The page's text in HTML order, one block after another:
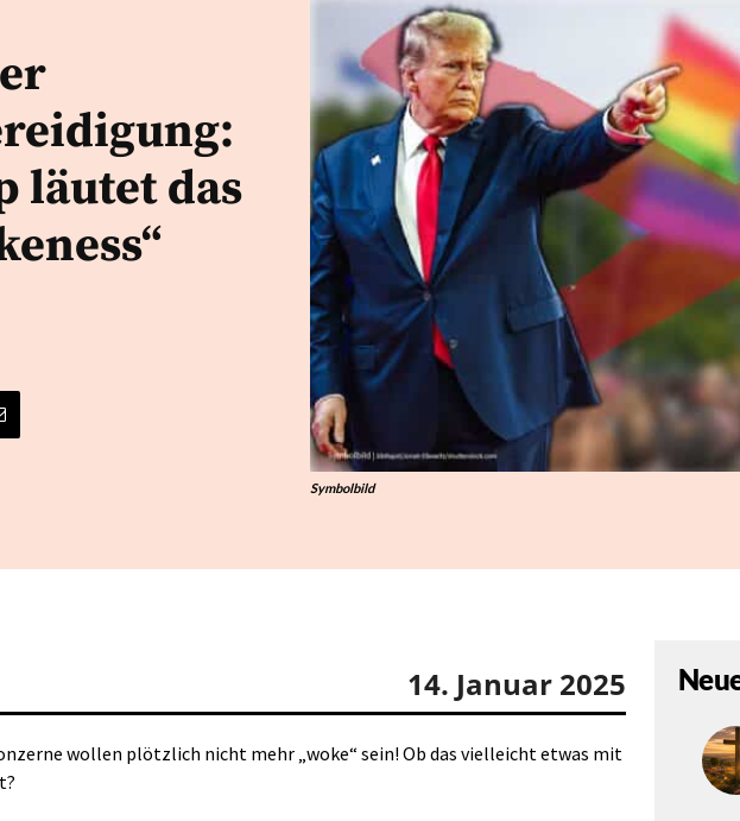
Kurier
läutet das
Symbolbild
14. Januar 2025
wollen plötzlich nicht mehr „woke“ sein! Ob das vielleicht etwas mit